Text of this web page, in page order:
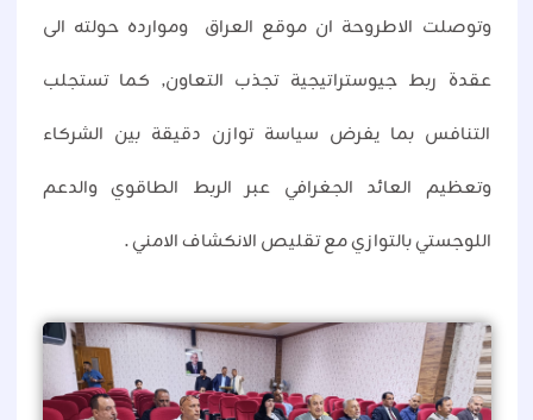
وتوصلت الاطروحة ان موقع العراق وموارده حولته الى
عقدة ربط جيوستراتيجية تجذب التعاون, كما تستجلب
التنافس بما يفرض سياسة توازن دقيقة بين الشركاء
وتعظيم العائد الجغرافي عبر الربط الطاقوي والدعم
اللوجستي بالتوازي مع تقليص الانكشاف الامني .